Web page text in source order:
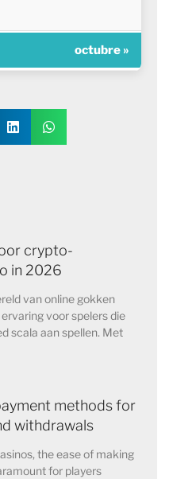
octubre »
crypto-
in 2026
van online gokken
voor spelers die
scala aan spellen. Met
methods for
withdrawals
the ease of making
for players